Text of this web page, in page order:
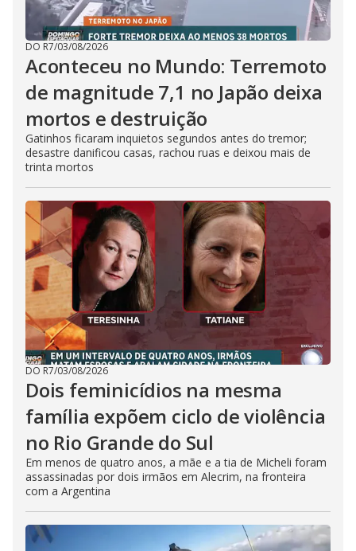
DO R7/03/08/2026
Aconteceu no Mundo: Terremoto
de magnitude 7,1 no Japão deixa
mortos e destruição
Gatinhos ficaram inquietos segundos antes do tremor;
desastre danificou casas, rachou ruas e deixou mais de
trinta mortos
DO R7/03/08/2026
Dois feminicídios na mesma
família expõem ciclo de violência
no Rio Grande do Sul
Em menos de quatro anos, a mãe e a tia de Micheli foram
assassinadas por dois irmãos em Alecrim, na fronteira
com a Argentina